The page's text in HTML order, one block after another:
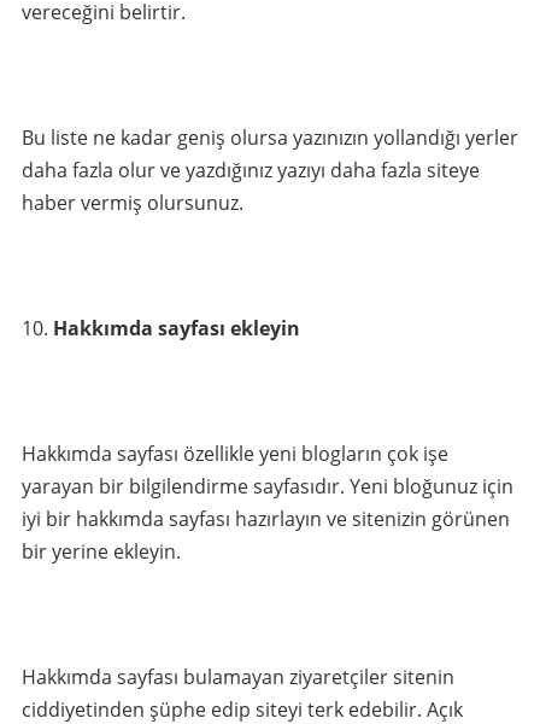
vereceğini belirtir.
Bu liste ne kadar geniş olursa yazınızın yollandığı yerler
daha fazla olur ve yazdığınız yazıyı daha fazla siteye
haber vermiş olursunuz.
Hakkımda sayfası ekleyin
Hakkımda sayfası özellikle yeni blogların çok işe
yarayan bir bilgilendirme sayfasıdır. Yeni bloğunuz için
iyi bir hakkımda sayfası hazırlayın ve sitenizin görünen
bir yerine ekleyin.
Hakkımda sayfası bulamayan ziyaretçiler sitenin
ciddiyetinden şüphe edip siteyi terk edebilir. Açık